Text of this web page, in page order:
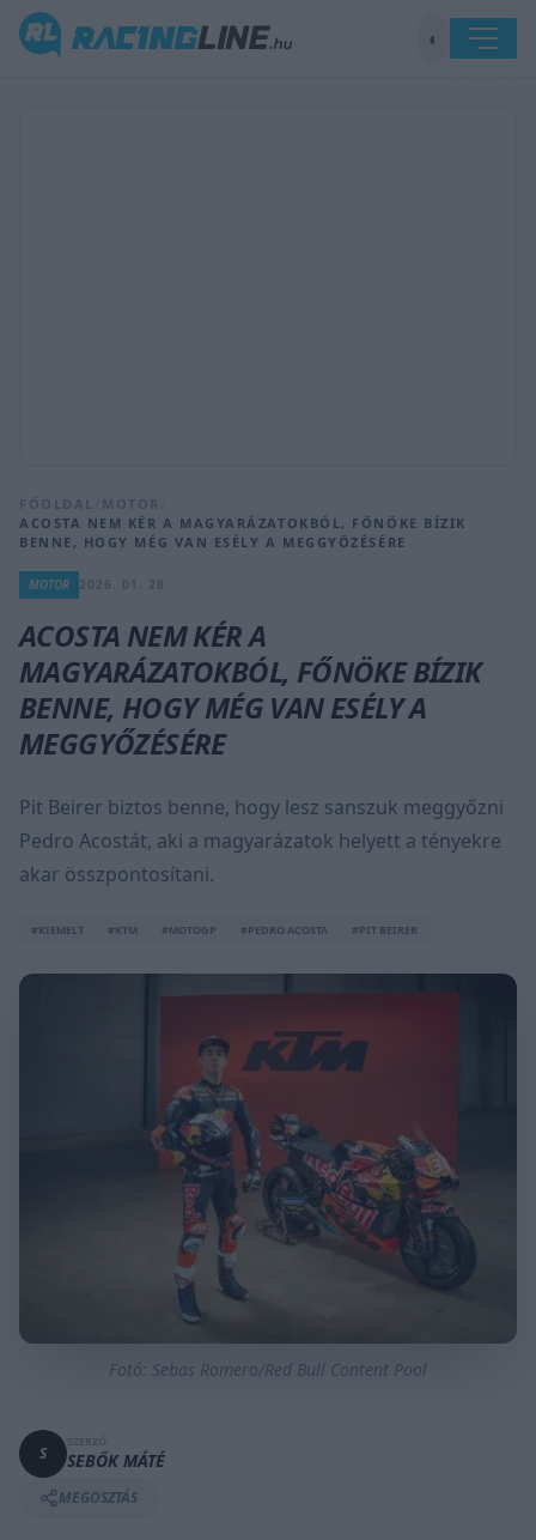
◐
FŐOLDAL MOTOR
ACOSTA NEM KÉR A MAGYARÁZATOKBÓL, FŐNÖKE BÍZIK
BENNE, HOGY MÉG VAN ESÉLY A MEGGYŐZÉSÉRE
MOTOR
ACOSTA NEM KÉR A
MAGYARÁZATOKBÓL, FŐNÖKE BÍZIK
BENNE, HOGY MÉG VAN ESÉLY A
MEGGYŐZÉSÉRE
Pit Beirer biztos benne, hogy lesz sanszuk meggyőzni
Pedro Acostát, aki a magyarázatok helyett a tényekre
akar összpontosítani.
#KIEMELT #KTM #MOTOGP #PEDRO ACOSTA #PIT BEIRER
Fotó: Sebas Romero/Red Bull Content Pool
S SEBŐK MÁTÉ
MEGOSZTÁS